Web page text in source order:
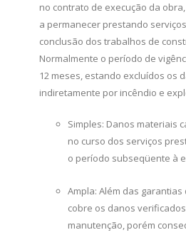
no contrato de execução da
a permanecer prestando
conclusão dos trabalhos de
Normalmente o período de
12 meses, estando excluídos os
indiretamente por incêndio e
Simples: Danos materiais
no curso dos serviços
o período subseqüente à
Ampla: Além das
cobre os danos
manutenção, porém